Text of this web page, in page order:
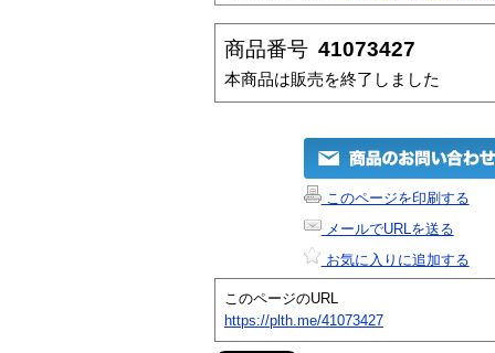
商品番号 41073427
本商品は販売を終了しました
このページを印刷する
メールでURLを送る
お気に入りに追加する
このページのURL
https://plth.me/41073427